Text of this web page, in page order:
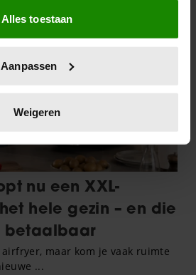
over uw geografische
paar meter nauwkeurig kan zijn
eigenschappen (fingerprinting)
in het
om content en advertenties te
voor social media te bieden
te analyseren. Ook delen we
van onze site met onze
adverteren en analyse. Deze
combineren met andere
Alles toestaan
Aanpassen
Weigeren